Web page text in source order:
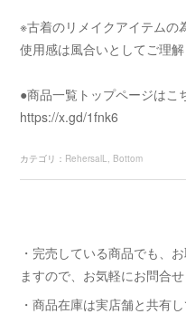
※古着のリメイクアイテムの
使用感は風合いとしてご理解
●商品一覧トップページはこ
https://x.gd/1fnk6
カテゴリ ： RehersalL Bottom
・完売している商品でも、
ますので、お気軽にお問合せ
・商品在庫は実店舗と共有